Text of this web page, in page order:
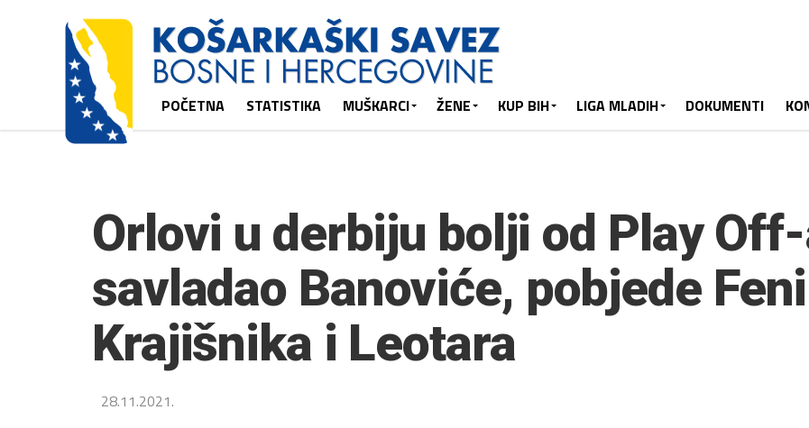
POČETNA STATISTIKA MUŠKARCI ŽENE KUP BIH LIGA MLADIH DOKUMENTI
Orlovi u derbiju bolji od Play
savladao Banoviće, pobjede
Krajišnika i Leotara
28.11.2021.